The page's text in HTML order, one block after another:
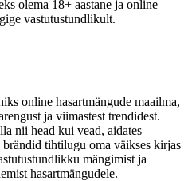
olema 18+ aastane ja online
vastutustundlikult.
online hasartmängude maailma,
ja viimastest trendidest.
nii head kui vead, aidates
tihtilugu oma väikses kirjas
mängimist ja
hasartmängudele.